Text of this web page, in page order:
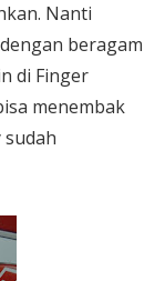
Nanti
beragam
di Finger
menembak